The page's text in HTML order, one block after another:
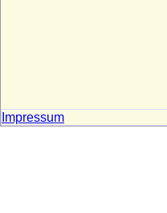
Impressum